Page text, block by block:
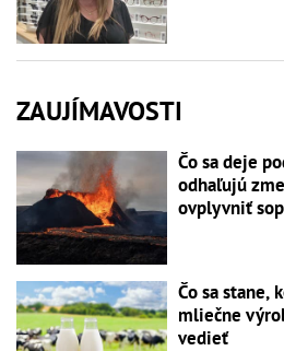
ZAUJÍMAVOSTI
Čo sa deje
odhaľujú
ovplyvniť
Čo sa stane,
mliečne
vedieť